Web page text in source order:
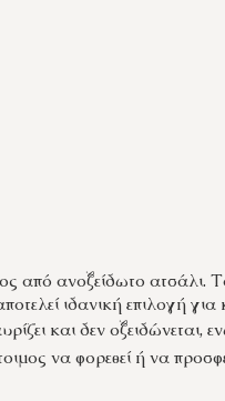
από ανοξείδωτο ατσάλι.
ιδανική επιλογή για
και δεν οξειδώνεται,
να φορεθεί ή να